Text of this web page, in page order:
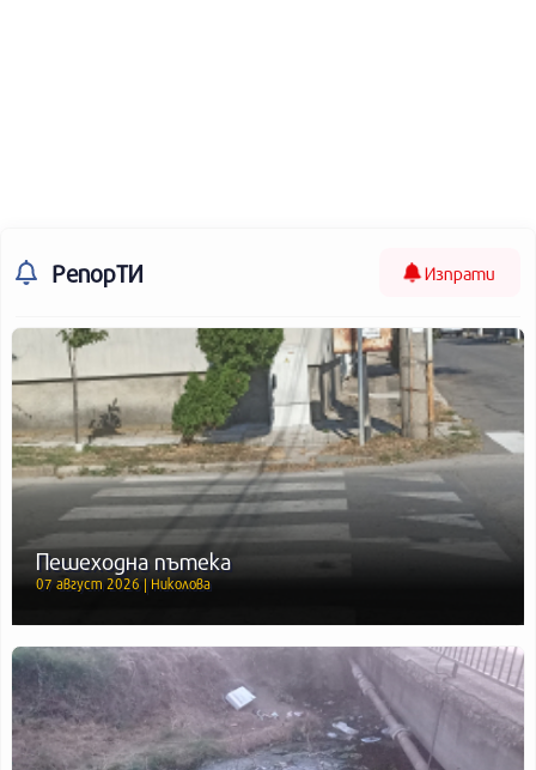
РепорТИ Изпрати
Пешеходна пътека
07 август 2026 | Николова